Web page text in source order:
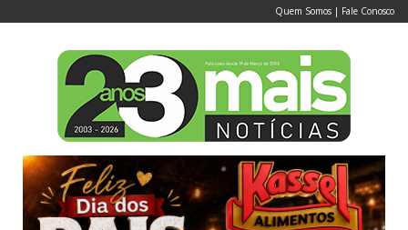
Quem Somos | Fale Conosco